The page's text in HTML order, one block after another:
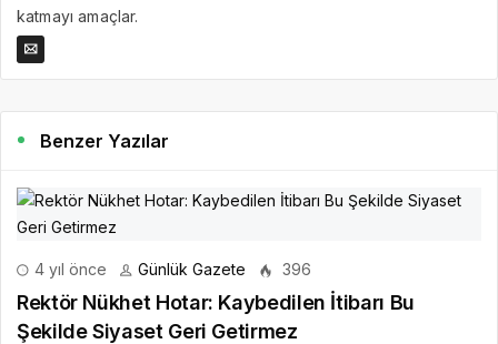
katmayı amaçlar.
Benzer Yazılar
4 yıl önce Günlük Gazete 396
Rektör Nükhet Hotar: Kaybedilen İtibarı Bu
Şekilde Siyaset Geri Getirmez